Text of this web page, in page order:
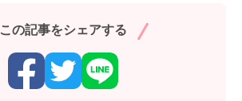
この記事をシェアする